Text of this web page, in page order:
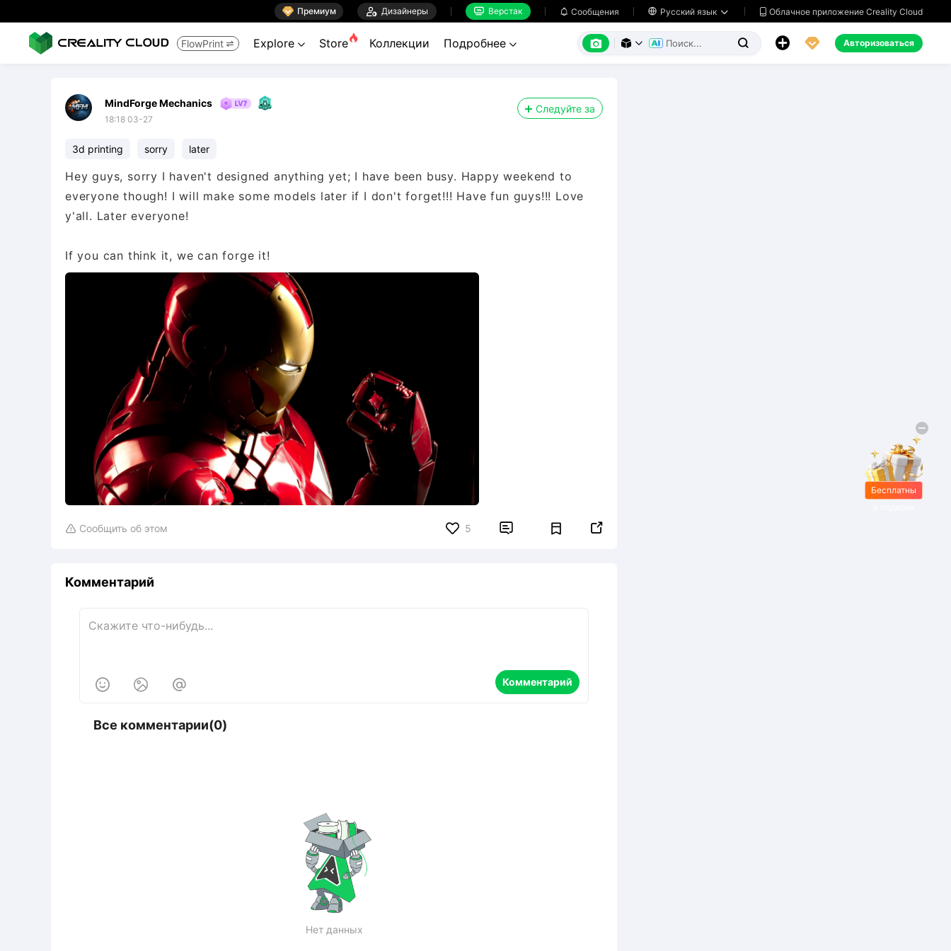
 Премиум  Дизайнеры  Верстак  Сообщения  Русский язык   Облачное приложение Creality Cloud
FlowPrint  Explore  Store Коллекции Подробнее        Авторизоваться
MindForge Mechanics
18:18 03-27
Следуйте за
3d printing sorry later
Hey guys, sorry I haven't designed anything yet; I have been busy. Happy weekend to
everyone though! I will make some models later if I don't forget!!! Have fun guys!!! Love
y'all. Later everyone!
If you can think it, we can forge it!
 Сообщить об этом 5  
Комментарий
   Комментарий
Все комментарии(0)
Нет данных
Бесплатны